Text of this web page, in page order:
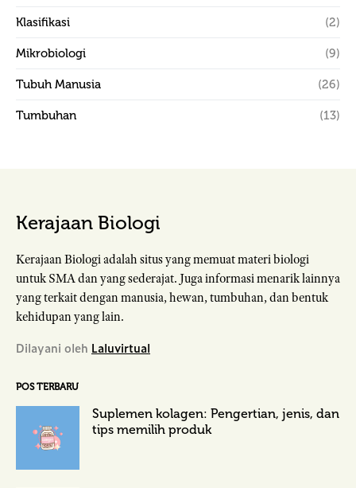
Klasifikasi (2)
Mikrobiologi (9)
Tubuh Manusia (26)
Tumbuhan (13)
Kerajaan Biologi
Kerajaan Biologi adalah situs yang memuat materi biologi
untuk SMA dan yang sederajat. Juga informasi menarik lainnya
yang terkait dengan manusia, hewan, tumbuhan, dan bentuk
kehidupan yang lain.
Dilayani oleh Laluvirtual
POS TERBARU
Suplemen kolagen: Pengertian, jenis, dan
tips memilih produk